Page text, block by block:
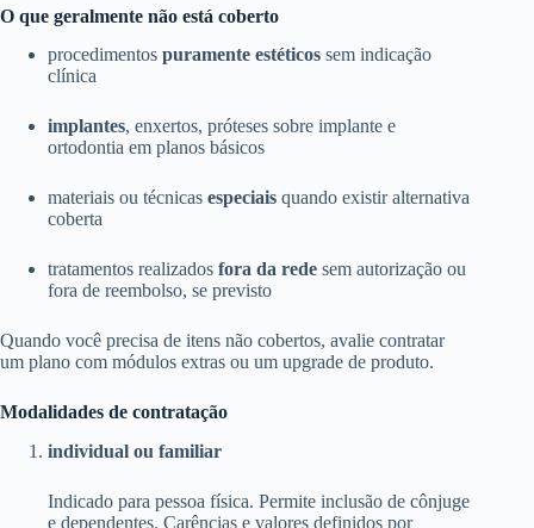
O que geralmente não está coberto
procedimentos puramente estéticos sem indicação
clínica
implantes, enxertos, próteses sobre implante e
ortodontia em planos básicos
materiais ou técnicas especiais quando existir alternativa
coberta
tratamentos realizados fora da rede sem autorização ou
fora de reembolso, se previsto
Quando você precisa de itens não cobertos, avalie contratar
um plano com módulos extras ou um upgrade de produto.
Modalidades de contratação
individual ou familiar
Indicado para pessoa física. Permite inclusão de cônjuge
e dependentes. Carências e valores definidos por